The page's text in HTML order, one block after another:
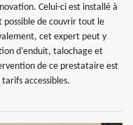
Celui-ci est installé à
possible de couvrir tout le
cet expert peut y
d’enduit, talochage et
de ce prestataire est
accessibles.